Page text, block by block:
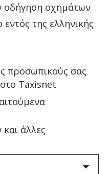
οδήγηση οχημάτων
της ελληνικής
προσωπικούς σας
Taxisnet
άλλες